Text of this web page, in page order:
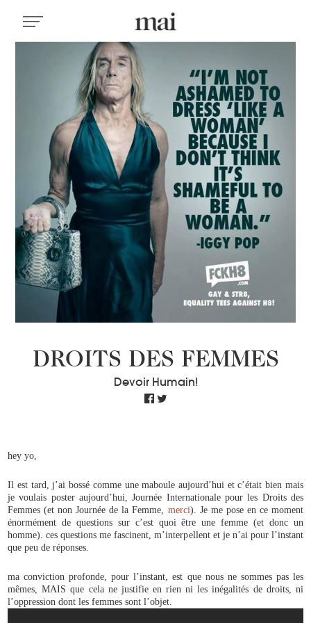
DROITS DES FEMMES
Devoir Humain!
hey yo,
Il est tard, j’ai bossé comme une maboule aujourd’hui et c’était bien mais
je voulais poster aujourd’hui, Journée Internationale pour les Droits des
Femmes (et non Journée de la Femme, merci). Je me pose en ce moment
énormément de questions sur c’est quoi être une femme (et donc un
homme). ces questions me fascinent, m’interpellent et je n’ai pour l’instant
que peu de réponses.
ma conviction profonde, pour l’instant, est que nous ne sommes pas les
mêmes, MAIS que cela ne justifie en rien ni les inégalités de droits, ni
l’oppression dont les femmes sont l’objet.